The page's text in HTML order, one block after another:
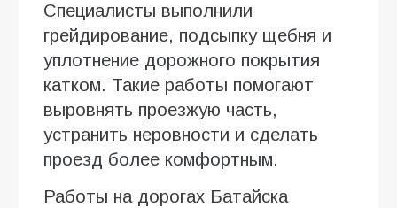
Специалисты выполнили
грейдирование, подсыпку щебня и
уплотнение дорожного покрытия
катком. Такие работы помогают
выровнять проезжую часть,
устранить неровности и сделать
проезд более комфортным.
Работы на дорогах Батайска